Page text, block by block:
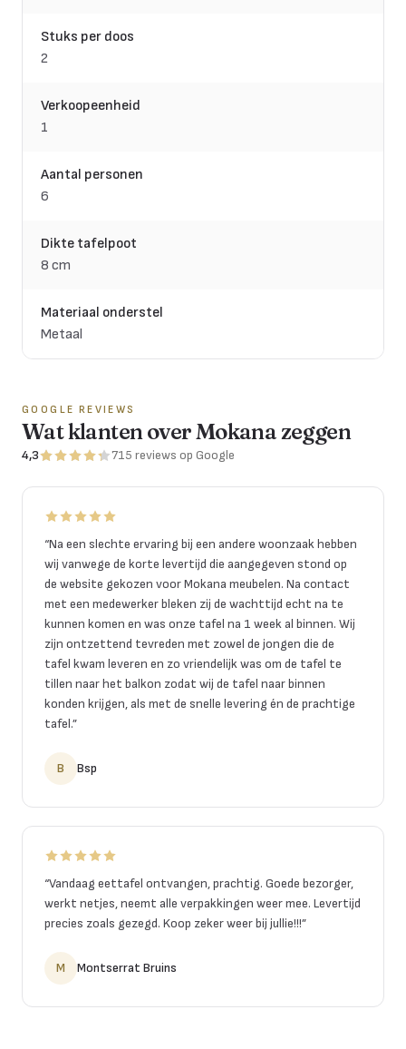
Stuks per doos
2
Verkoopeenheid
1
Aantal personen
6
Dikte tafelpoot
8 cm
Materiaal onderstel
Metaal
GOOGLE REVIEWS
Wat klanten over Mokana zeggen
4,3 715 reviews op Google
“Na een slechte ervaring bij een andere woonzaak hebben
wij vanwege de korte levertijd die aangegeven stond op
de website gekozen voor Mokana meubelen. Na contact
met een medewerker bleken zij de wachttijd echt na te
kunnen komen en was onze tafel na 1 week al binnen. Wij
zijn ontzettend tevreden met zowel de jongen die de
tafel kwam leveren en zo vriendelijk was om de tafel te
tillen naar het balkon zodat wij de tafel naar binnen
konden krijgen, als met de snelle levering én de prachtige
tafel.”
B Bsp
“Vandaag eettafel ontvangen, prachtig. Goede bezorger,
werkt netjes, neemt alle verpakkingen weer mee. Levertijd
precies zoals gezegd. Koop zeker weer bij jullie!!!”
M Montserrat Bruins